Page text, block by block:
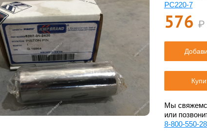
PC220-7
576 ₽
Мы
или
8-800-550-